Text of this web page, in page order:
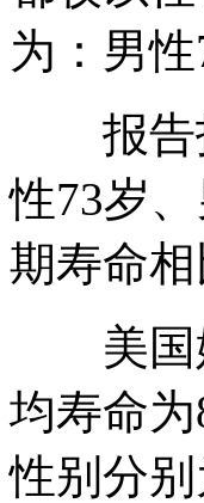
为：男
报告指
性73岁
期寿命
美国媒
均寿命
性别分